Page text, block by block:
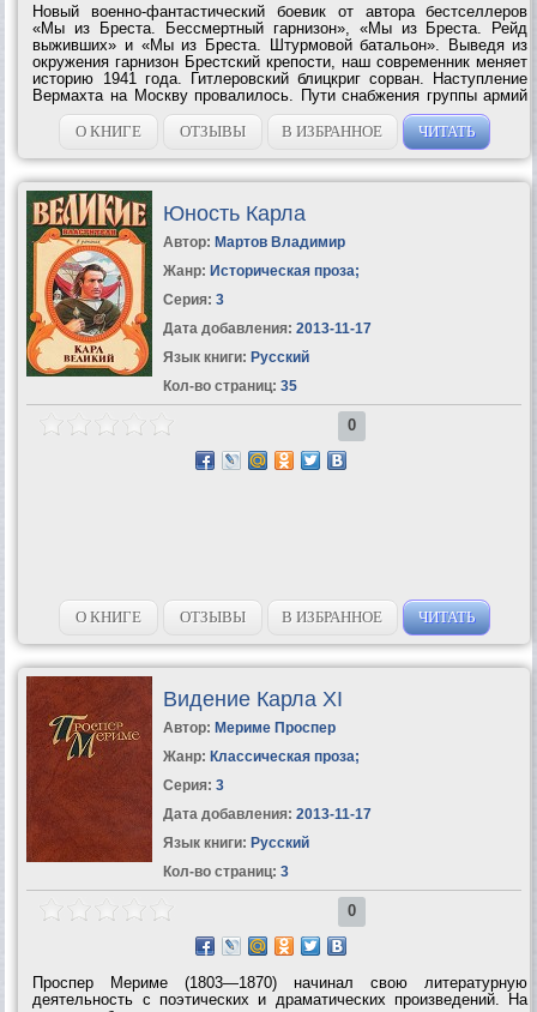
Новый военно-фантастический боевик от автора бестселлеров
«Мы из Бреста. Бессмертный гарнизон», «Мы из Бреста. Рейд
выживших» и «Мы из Бреста. Штурмовой батальон». Выведя из
окружения гарнизон Брестский крепости, наш современник меняет
историю 1941 года. Гитлеровский блицкриг сорван. Наступление
Вермахта на Москву провалилось. Пути снабжения группы армий
«Центр» фактически парализованы Брестской Отдельной
Штурмовой бригадой...
О КНИГЕ ОТЗЫВЫ В ИЗБРАННОЕ ЧИТАТЬ
Юность Карла
Автор: Мартов Владимир
Жанр: Историческая проза;
Серия: 3
Дата добавления: 2013-11-17
Язык книги: Русский
Кол-во страниц: 35
0
О КНИГЕ ОТЗЫВЫ В ИЗБРАННОЕ ЧИТАТЬ
Видение Карла XI
Автор: Мериме Проспер
Жанр: Классическая проза;
Серия: 3
Дата добавления: 2013-11-17
Язык книги: Русский
Кол-во страниц: 3
0
Проспер Мериме (1803—1870) начинал свою литературную
деятельность с поэтических и драматических произведений. На